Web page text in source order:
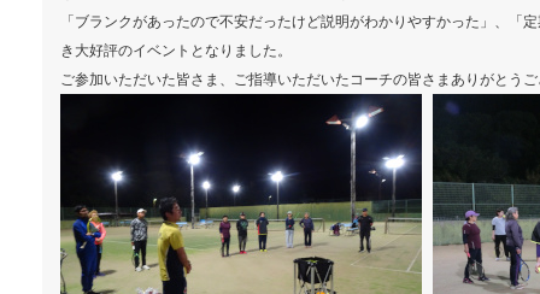
「ブランクがあったので不安だったけど説明がわかりやすかった」、「
き大好評のイベントとなりました。
ご参加いただいた皆さま、ご指導いただいたコーチの皆さまありがとう